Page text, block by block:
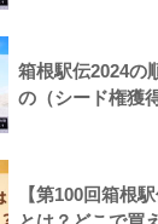
箱根駅伝2024の
の（シード権獲
【第100回箱根